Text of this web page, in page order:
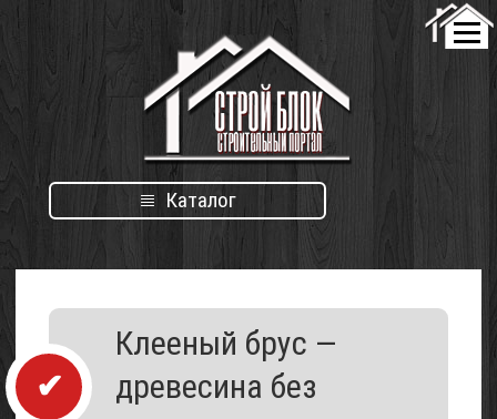
Каталог
Клееный брус —
древесина без
Каталог
организаций